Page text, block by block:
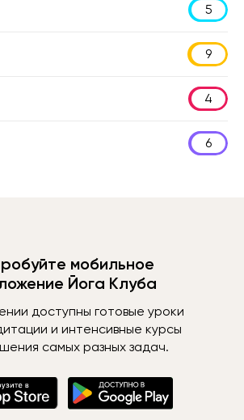
5
9
4
6
мобильное
Йога Клуба
доступны готовые уроки
и интенсивные курсы
самых разных задач.